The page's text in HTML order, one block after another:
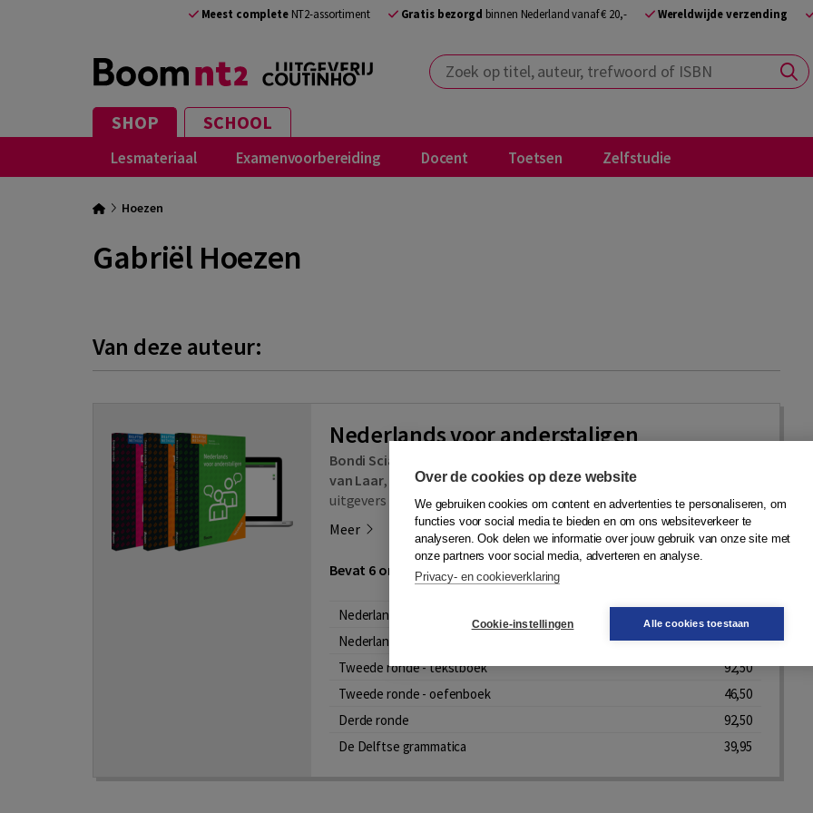
Meest completeNT2-assortiment Gratis bezorgd binnen Nederland vanaf € 20,- Wereldwijde verzending
Zoek op titel, auteur, trefwoord of ISBN
SHOP SCHOOL
Lesmateriaal Examenvoorbereiding Docent Toetsen Zelfstudie
Hoezen
Gabriël Hoezen
Van deze auteur:
Nederlands voor anderstaligen
Bondi Sciarone
van Laar, Jeanet Annema,Gabriël Hoezen,Liesbeth Schenk
uitgevers Amsterdam
Meer
Bevat 6 onderdelen, prijs vanaf 39,95
Nederlands voor anderstaligen - tekstboek
Nederlands voor anderstaligen - oefenboek
46,95
Tweede ronde - tekstboek
92,50
Tweede ronde - oefenboek
46,50
Derde ronde
92,50
De Delftse grammatica
39,95
Over de cookies op deze website
We gebruiken cookies om content en advertenties te personaliseren, om
functies voor social media te bieden en om ons websiteverkeer te
analyseren. Ook delen we informatie over jouw gebruik van onze site met
onze partners voor social media, adverteren en analyse.
Privacy- en cookieverklaring
Cookie-instellingen Alle cookies toestaan